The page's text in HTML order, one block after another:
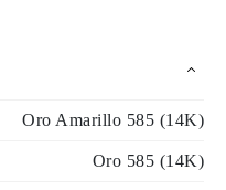
Oro Amarillo 585 (14K)
Oro 585 (14K)